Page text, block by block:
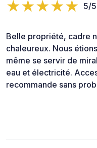
5/5
Belle propriété, cadre
chaleureux. Nous
même se servir de
eau et électricité.
recommande sans